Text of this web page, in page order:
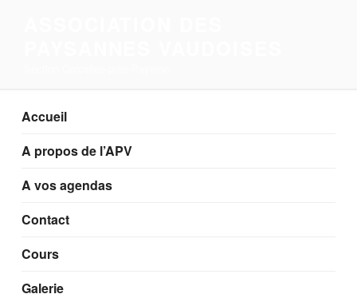
Accueil
A propos de l’APV
A vos agendas
Contact
Cours
Galerie